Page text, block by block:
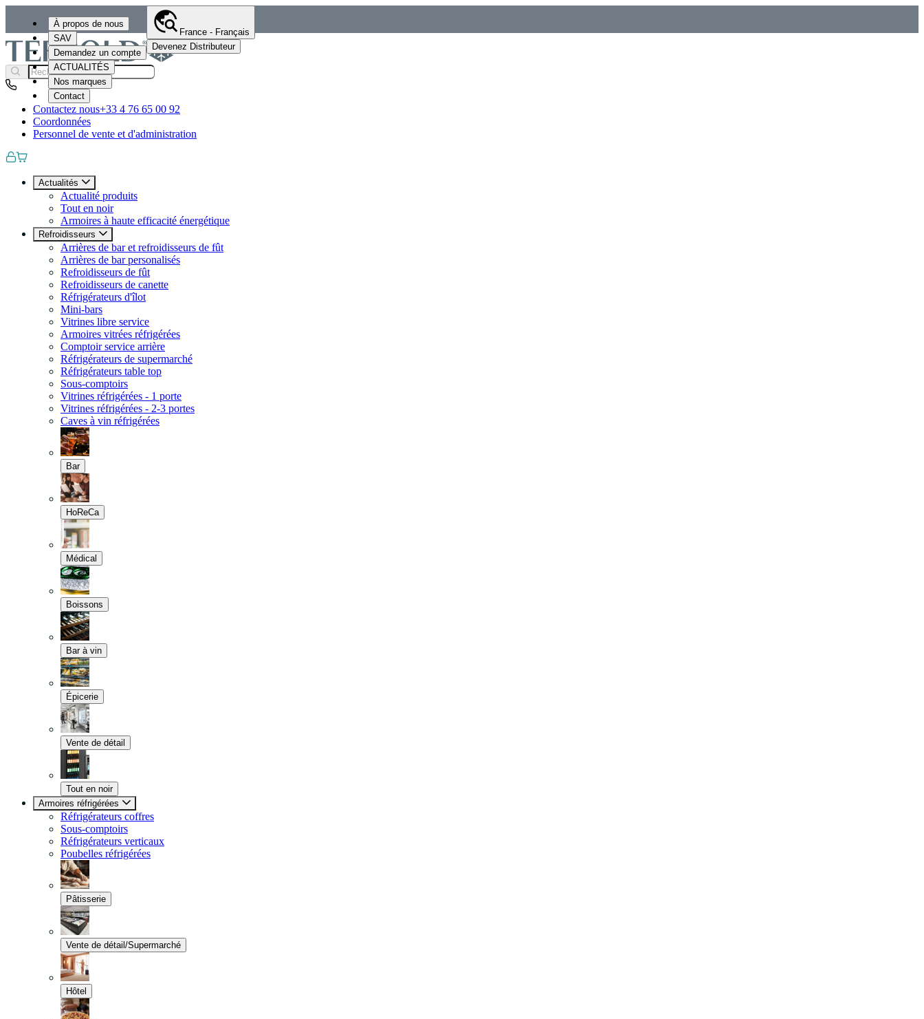
À propos de nous
SAV
Demandez un compte
ACTUALITÉS
Nos marques
Contact
France - Français
Devenez Distributeur
Contactez nous+33 4 76 65 00 92
Coordonnées
Personnel de vente et d'administration
Actualités
Actualité produits
Tout en noir
Armoires à haute efficacité énergétique
Refroidisseurs
Arrières de bar et refroidisseurs de fût
Arrières de bar personalisés
Refroidisseurs de fût
Refroidisseurs de canette
Réfrigérateurs d'îlot
Mini-bars
Vitrines libre service
Armoires vitrées réfrigérées
Comptoir service arrière
Réfrigérateurs de supermarché
Réfrigérateurs table top
Sous-comptoirs
Vitrines réfrigérées - 1 porte
Vitrines réfrigérées - 2-3 portes
Caves à vin réfrigérées
Bar
HoReCa
Médical
Boissons
Bar à vin
Épicerie
Vente de détail
Tout en noir
Armoires réfrigérées
Réfrigérateurs coffres
Sous-comptoirs
Réfrigérateurs verticaux
Poubelles réfrigérées
Pâtisserie
Vente de détail/Supermarché
Hôtel